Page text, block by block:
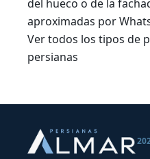
del hueco o de la
aproximadas por
Ver todos los tipos de
persianas